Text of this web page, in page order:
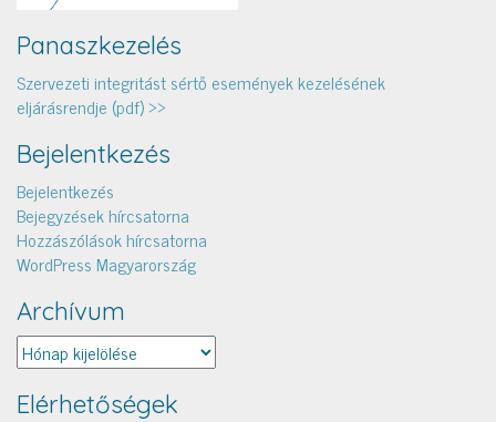
Panaszkezelés
Szervezeti integritást sértő események kezelésének
eljárásrendje (pdf) >>
Bejelentkezés
Bejelentkezés
Bejegyzések hírcsatorna
Hozzászólások hírcsatorna
WordPress Magyarország
Archívum
Archívum
Elérhetőségek